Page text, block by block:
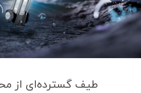
طیف گسترده‌ای از